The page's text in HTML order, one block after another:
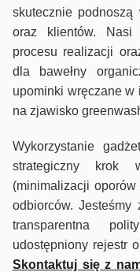
skutecznie podnoszą
oraz klientów. Nasi
procesu realizacji
dla bawełny
upominki wręczane
na zjawisko
Wykorzystanie
strategiczny krok
(minimalizacji
odbiorców. Jesteśmy
transparentna
udostępniony rejestr
Skontaktuj się z